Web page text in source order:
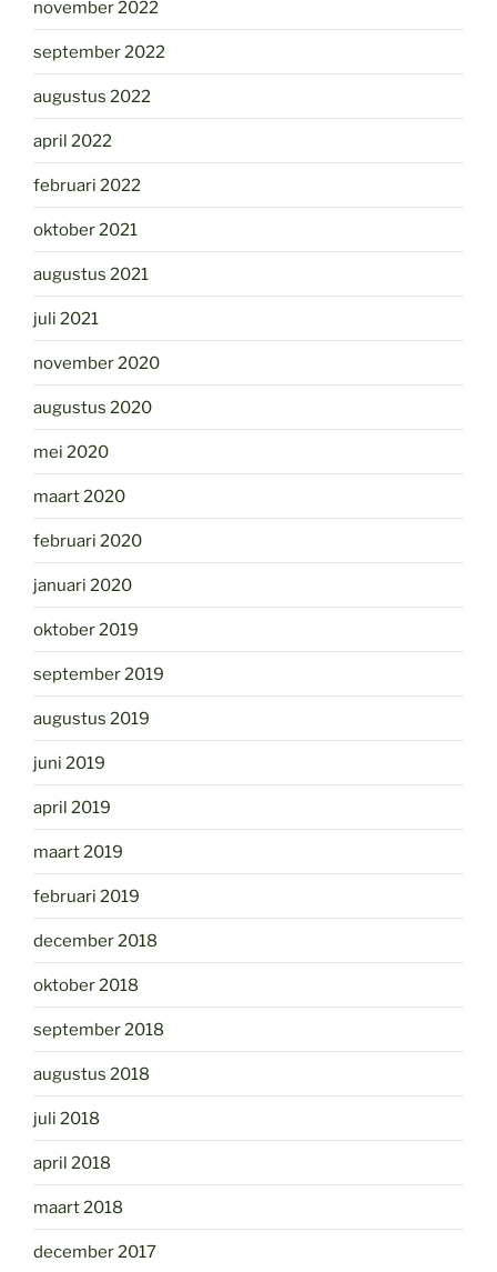
november 2022
september 2022
augustus 2022
april 2022
februari 2022
oktober 2021
augustus 2021
juli 2021
november 2020
augustus 2020
mei 2020
maart 2020
februari 2020
januari 2020
oktober 2019
september 2019
augustus 2019
juni 2019
april 2019
maart 2019
februari 2019
december 2018
oktober 2018
september 2018
augustus 2018
juli 2018
april 2018
maart 2018
december 2017